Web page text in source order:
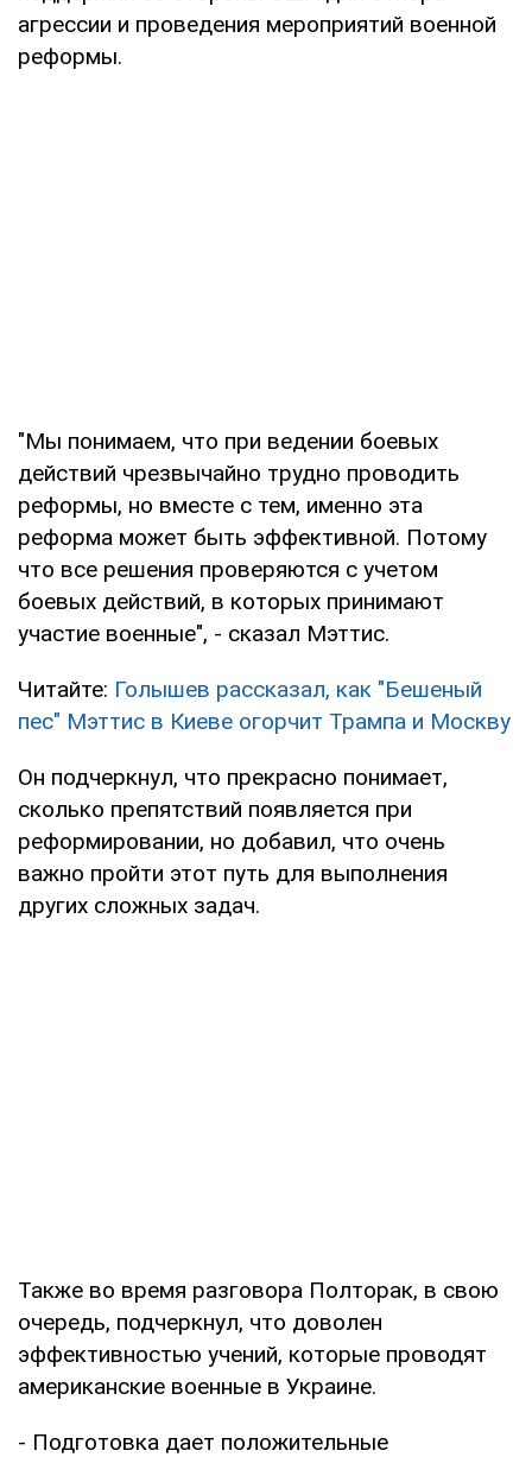
агрессии и проведения мероприятий военной
реформы.
"Мы понимаем, что при ведении боевых
действий чрезвычайно трудно проводить
реформы, но вместе с тем, именно эта
реформа может быть эффективной. Потому
что все решения проверяются с учетом
боевых действий, в которых принимают
участие военные", - сказал Мэттис.
Читайте: Голышев рассказал, как "Бешеный
пес" Мэттис в Киеве огорчит Трампа и Москву
Он подчеркнул, что прекрасно понимает,
сколько препятствий появляется при
реформировании, но добавил, что очень
важно пройти этот путь для выполнения
других сложных задач.
Также во время разговора Полторак, в свою
очередь, подчеркнул, что доволен
эффективностью учений, которые проводят
американские военные в Украине.
- Подготовка дает положительные